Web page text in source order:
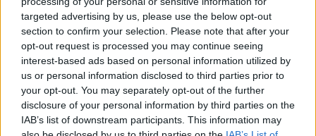
targeted advertising by us, please use the below opt-out
section to confirm your selection. Please note that after your
opt-out request is processed you may continue seeing
interest-based ads based on personal information utilized by
us or personal information disclosed to third parties prior to
your opt-out. You may separately opt-out of the further
disclosure of your personal information by third parties on the
IAB’s list of downstream participants. This information may
περί «εύκολης αλλαγής καθεστώτος» μπορούν να οδηγήσουν
σε στρατηγική ήττα με παγκόσμιες συνέπειες. Στην ιστορική
μνήμη, παραμένει σημείο καμπής που σκλήρυνε τον Ψυχρό
Πόλεμο στην Καραϊβική και αναβάθμισε τη διεθνή σημασία
της Κούβας δυσανάλογα προς το μέγεθός της.
ΗΠΑ Κόλπος των Χοίρων Κούβα